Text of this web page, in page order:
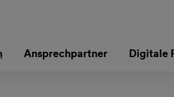
Ansprechpartner Digitale